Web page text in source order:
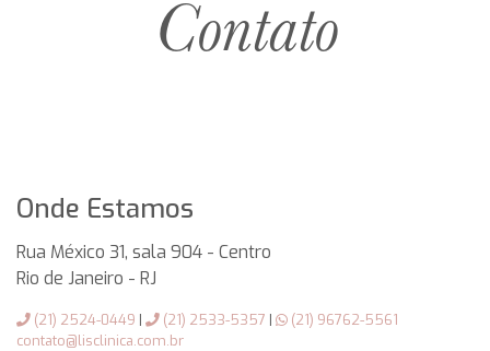
Contato
Onde Estamos
Rua México 31, sala 904 - Centro
Rio de Janeiro - RJ
(21) 2524-0449 | (21) 2533-5357 |
(21) 96762-5561
contato@lisclinica.com.br